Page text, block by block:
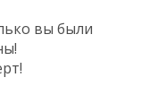
вы были